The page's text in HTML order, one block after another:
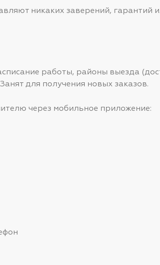
никаких заверений, гарантий
работы, районы выезда
для получения новых заказов.
через мобильное приложение: